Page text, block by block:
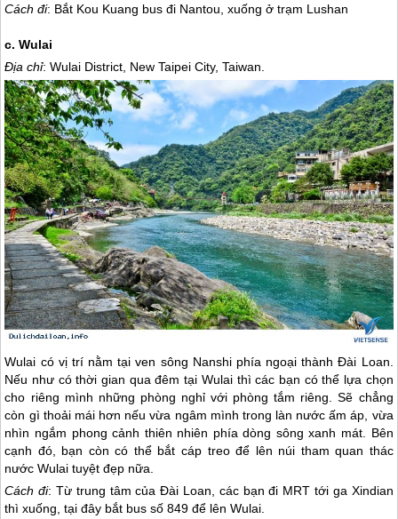
Cách đi: Bắt Kou Kuang bus đi Nantou, xuống ở trạm Lushan
c. Wulai
Địa chỉ: Wulai District, New Taipei City, Taiwan.
Wulai có vị trí nằm tại ven sông Nanshi phía ngoại thànhĐài Loan.
Nếu như có thời gian qua đêm tại Wulai thì các bạn có thể lựa chọn
cho riêng mình những phòng nghỉ với phòng tắm riêng. Sẽ chẳng
còn gì thoải mái hơn nếu vừa ngâm mình trong làn nước ấm áp, vừa
nhìn ngắm phong cảnh thiên nhiên phía dòng sông xanh mát. Bên
cạnh đó, bạn còn có thể bắt cáp treo để lên núi tham quan thác
nước Wulai tuyệt đẹp nữa.
Cách đi: Từ trung tâm củaĐài Loan, các bạn đi MRT tới ga Xindian
thì xuống, tại đây bắt bus số 849 để lên Wulai.